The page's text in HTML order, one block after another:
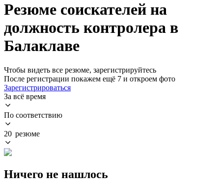
Резюме соискателей на
должность контролера в
Балаклаве
Чтобы видеть все резюме, зарегистрируйтесь
После регистрации покажем ещё 7 и откроем фото
Зарегистрироваться
За всё время
По соответствию
20 резюме
Ничего не нашлось